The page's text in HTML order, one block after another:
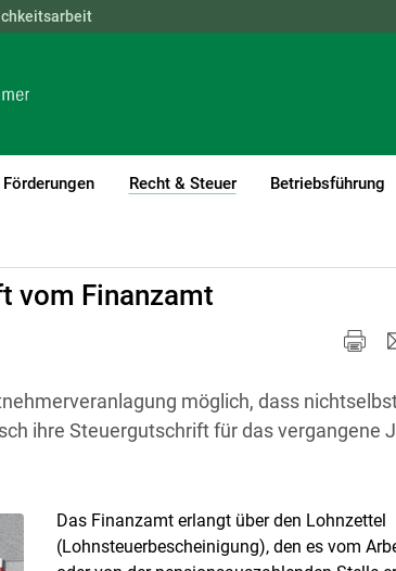
NÖ OÖ
Förderungen Recht & Steuer
(current)1
Betriebsführung
vom Finanzamt
möglich, dass
ihre Steuergutschrift für das vergangene
Das Finanzamt erlangt über den Lohnzettel
(Lohnsteuerbescheinigung), den es vom